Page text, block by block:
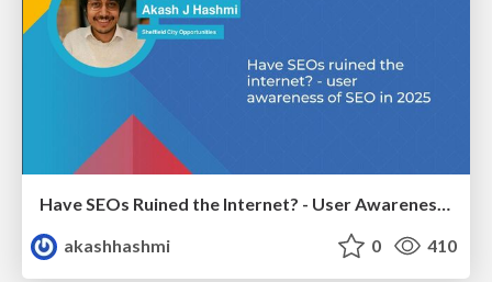
Have SEOs Ruined the Internet? - User Awareness of SEO in 2025
akashhashmi
0 410